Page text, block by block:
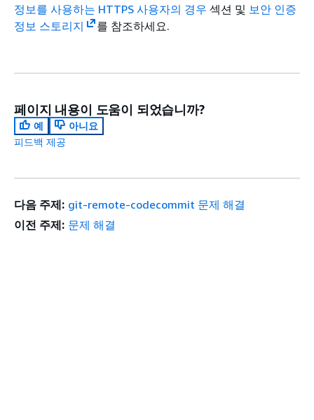
정보를 사용하는 HTTPS 사용자의 경우 섹션 및 보안 인증
정보 스토리지
를 참조하세요.
페이지 내용이 도움이 되었습니까?
예
아니요
피드백 제공
다음 주제: git-remote-codecommit 문제 해결
이전 주제: 문제 해결